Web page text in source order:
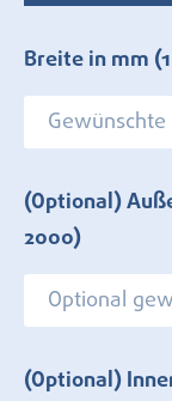
Breite in mm
(Optional)
2000)
(Optional)